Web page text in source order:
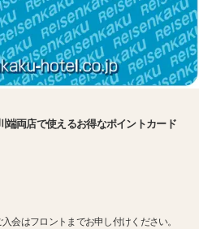
端両店で使えるお得なポイントカード
会はフロントまでお申し付けください。